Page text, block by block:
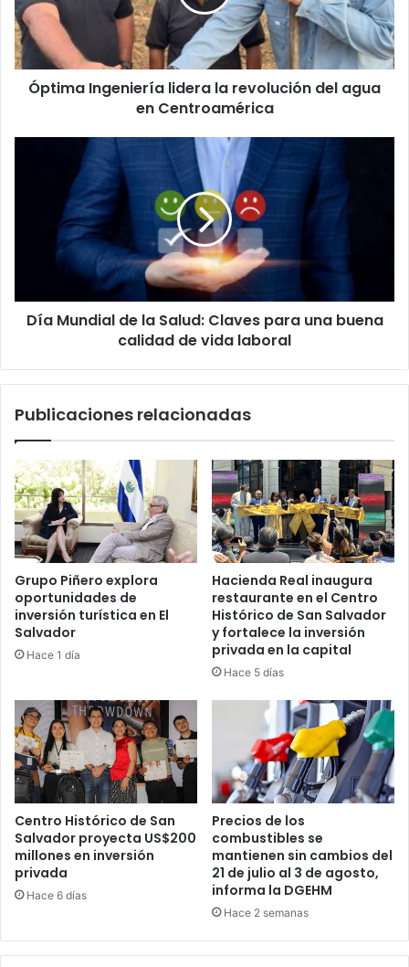
del
agua
en
Centroamérica
Óptima Ingeniería lidera la revolución del agua
en Centroamérica
buena
calidad
Día Mundial de la Salud: Claves para una buena
calidad de vida laboral
Publicaciones relacionadas
Grupo Piñero explora
oportunidades de
inversión turística en El
Salvador
Hace 1 día
Hacienda Real inaugura
restaurante en el Centro
Histórico de San Salvador
y fortalece la inversión
privada en la capital
Hace 5 días
Centro Histórico de San
Salvador proyecta US$200
millones en inversión
privada
Hace 6 días
Precios de los
combustibles se
mantienen sin cambios del
21 de julio al 3 de agosto,
informa la DGEHM
Hace 2 semanas